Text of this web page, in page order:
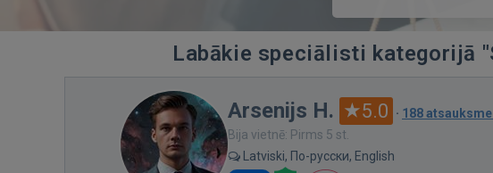
Labākie speciālisti kategorijā
Arsenijs H. 5.0 · 188
Bija vietnē: Pirms 5 st.
Latviski, По-русски, English